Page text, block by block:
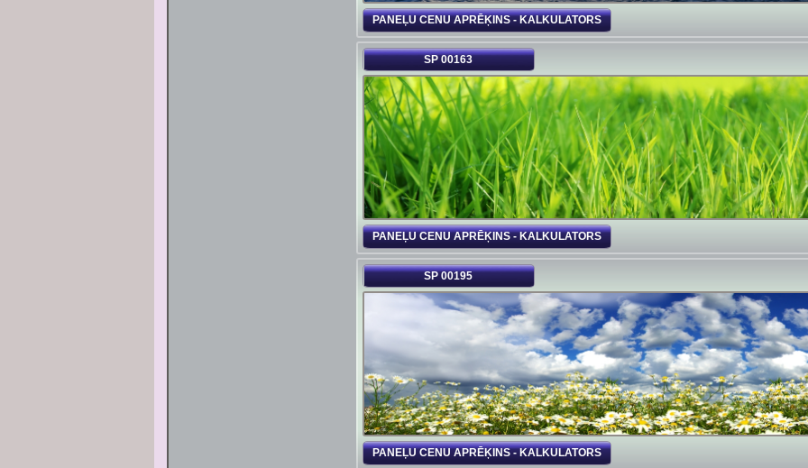
PANEĻU CENU APRĒĶINS - KALKULATORS
SP 00163
PANEĻU CENU APRĒĶINS - KALKULATORS
SP 00195
PANEĻU CENU APRĒĶINS - KALKULATORS